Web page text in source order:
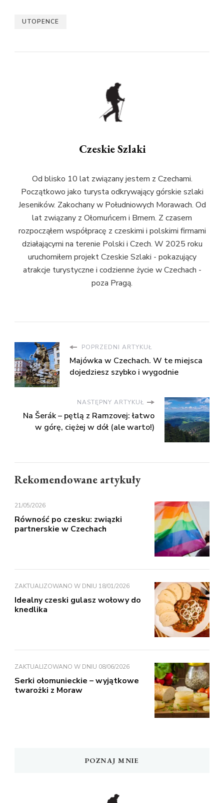
UTOPENCE
Czeskie Szlaki
Od blisko 10 lat związany jestem z Czechami.
Początkowo jako turysta odkrywający górskie szlaki
Jeseników. Zakochany w Południowych Morawach. Od
lat związany z Ołomuńcem i Brnem. Z czasem
rozpocząłem współpracę z czeskimi i polskimi firmami
działającymi na terenie Polski i Czech. W 2025 roku
uruchomiłem projekt Czeskie Szlaki - pokazujący
atrakcje turystyczne i codzienne życie w Czechach -
poza Pragą.
POPRZEDNI ARTYKUŁ
Majówka w Czechach. W te miejsca
dojedziesz szybko i wygodnie
NASTĘPNY ARTYKUŁ
Na Šerák – pętlą z Ramzovej: łatwo
w górę, ciężej w dół (ale warto!)
Rekomendowane artykuły
21/05/2026
Równość po czesku: związki
partnerskie w Czechach
ZAKTUALIZOWANO W DNIU 18/01/2026
Idealny czeski gulasz wołowy do
knedlika
ZAKTUALIZOWANO W DNIU 08/06/2026
Serki ołomunieckie – wyjątkowe
twarożki z Moraw
POZNAJ MNIE